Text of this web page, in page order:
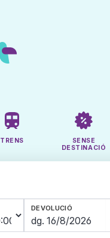
TRENS
SENSE
DESTINACIÓ
DEVOLUCIÓ